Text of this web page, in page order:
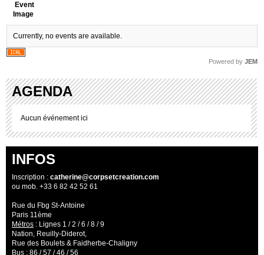
Event
Image
Currently, no events are available.
Powered by JEM
AGENDA
Aucun événement ici
INFOS
Inscription : catherine@corpsetcreation.com
ou mob. +33 6 82 42 52 61
Rue du Fbg St-Antoine
Paris 11ème
Métros : Lignes 1 / 2 / 6 / 8 / 9
Nation, Reuilly-Diderot,
Rue des Boulets & Faidherbe-Chaligny
Bus : 86 / 57 / 46 / 56